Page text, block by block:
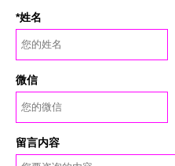
*姓名
微信
留言内容